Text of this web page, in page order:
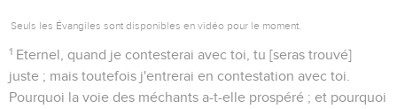
Seuls les Évangiles sont disponibles en vidéo pour le moment.
1 Eternel, quand je contesterai avec toi, tu [seras trouvé]
juste ; mais toutefois j'entrerai en contestation avec toi.
Pourquoi la voie des méchants a-t-elle prospéré ; et pourquoi